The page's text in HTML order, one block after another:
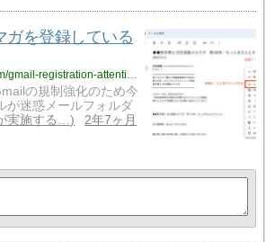
ガを登録している
https://tamashiitherapy.com/gmail-registration-attention-5104
の規制強化のため今
が迷惑メールフォルダ
実施する…
2年7ヶ月